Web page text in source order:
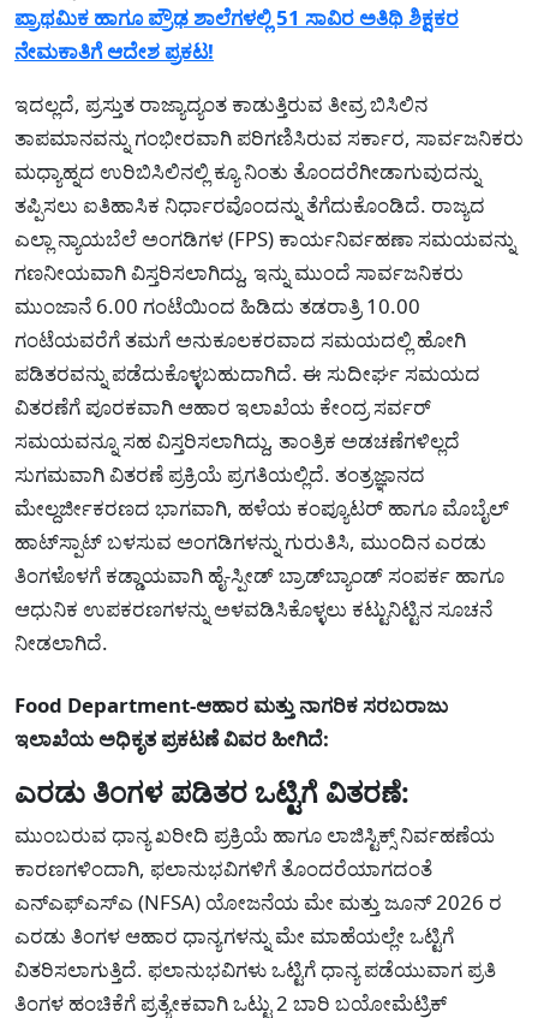
ಪ್ರಾಥಮಿಕ ಹಾಗೂ ಪ್ರೌಢ ಶಾಲೆಗಳಲ್ಲಿ 51 ಸಾವಿರ ಅತಿಥಿ ಶಿಕ್ಷಕರ
ನೇಮಕಾತಿಗೆ ಆದೇಶ ಪ್ರಕಟ!
ಇದಲ್ಲದೆ, ಪ್ರಸ್ತುತ ರಾಜ್ಯಾದ್ಯಂತ ಕಾಡುತ್ತಿರುವ ತೀವ್ರ ಬಿಸಿಲಿನ
ತಾಪಮಾನವನ್ನು ಗಂಭೀರವಾಗಿ ಪರಿಗಣಿಸಿರುವ ಸರ್ಕಾರ, ಸಾರ್ವಜನಿಕರು
ಮಧ್ಯಾಹ್ನದ ಉರಿಬಿಸಿಲಿನಲ್ಲಿ ಕ್ಯೂ ನಿಂತು ತೊಂದರೆಗೀಡಾಗುವುದನ್ನು
ತಪ್ಪಿಸಲು ಐತಿಹಾಸಿಕ ನಿರ್ಧಾರವೊಂದನ್ನು ತೆಗೆದುಕೊಂಡಿದೆ. ರಾಜ್ಯದ
ಎಲ್ಲಾ ನ್ಯಾಯಬೆಲೆ ಅಂಗಡಿಗಳ (FPS) ಕಾರ್ಯನಿರ್ವಹಣಾ ಸಮಯವನ್ನು
ಗಣನೀಯವಾಗಿ ವಿಸ್ತರಿಸಲಾಗಿದ್ದು, ಇನ್ನು ಮುಂದೆ ಸಾರ್ವಜನಿಕರು
ಮುಂಜಾನೆ 6.00 ಗಂಟೆಯಿಂದ ಹಿಡಿದು ತಡರಾತ್ರಿ 10.00
ಗಂಟೆಯವರೆಗೆ ತಮಗೆ ಅನುಕೂಲಕರವಾದ ಸಮಯದಲ್ಲಿ ಹೋಗಿ
ಪಡಿತರವನ್ನು ಪಡೆದುಕೊಳ್ಳಬಹುದಾಗಿದೆ. ಈ ಸುದೀರ್ಘ ಸಮಯದ
ವಿತರಣೆಗೆ ಪೂರಕವಾಗಿ ಆಹಾರ ಇಲಾಖೆಯ ಕೇಂದ್ರ ಸರ್ವರ್
ಸಮಯವನ್ನೂ ಸಹ ವಿಸ್ತರಿಸಲಾಗಿದ್ದು, ತಾಂತ್ರಿಕ ಅಡಚಣೆಗಳಿಲ್ಲದೆ
ಸುಗಮವಾಗಿ ವಿತರಣೆ ಪ್ರಕ್ರಿಯೆ ಪ್ರಗತಿಯಲ್ಲಿದೆ. ತಂತ್ರಜ್ಞಾನದ
ಮೇಲ್ದರ್ಜೀಕರಣದ ಭಾಗವಾಗಿ, ಹಳೆಯ ಕಂಪ್ಯೂಟರ್ ಹಾಗೂ ಮೊಬೈಲ್
ಹಾಟ್‌ಸ್ಪಾಟ್ ಬಳಸುವ ಅಂಗಡಿಗಳನ್ನು ಗುರುತಿಸಿ, ಮುಂದಿನ ಎರಡು
ತಿಂಗಳೊಳಗೆ ಕಡ್ಡಾಯವಾಗಿ ಹೈ-ಸ್ಪೀಡ್ ಬ್ರಾಡ್‌ಬ್ಯಾಂಡ್ ಸಂಪರ್ಕ ಹಾಗೂ
ಆಧುನಿಕ ಉಪಕರಣಗಳನ್ನು ಅಳವಡಿಸಿಕೊಳ್ಳಲು ಕಟ್ಟುನಿಟ್ಟಿನ ಸೂಚನೆ
ನೀಡಲಾಗಿದೆ.
Food Department-ಆಹಾರ ಮತ್ತು ನಾಗರಿಕ ಸರಬರಾಜು
ಇಲಾಖೆಯ ಅಧಿಕೃತ ಪ್ರಕಟಣೆ ವಿವರ ಹೀಗಿದೆ:
ಎರಡು ತಿಂಗಳ ಪಡಿತರ ಒಟ್ಟಿಗೆ ವಿತರಣೆ:
ಮುಂಬರುವ ಧಾನ್ಯ ಖರೀದಿ ಪ್ರಕ್ರಿಯೆ ಹಾಗೂ ಲಾಜಿಸ್ಟಿಕ್ಸ್ ನಿರ್ವಹಣೆಯ
ಕಾರಣಗಳಿಂದಾಗಿ, ಫಲಾನುಭವಿಗಳಿಗೆ ತೊಂದರೆಯಾಗದಂತೆ
ಎನ್‍ಎಫ್‍ಎಸ್‍ಎ (NFSA) ಯೋಜನೆಯ ಮೇ ಮತ್ತು ಜೂನ್ 2026 ರ
ಎರಡು ತಿಂಗಳ ಆಹಾರ ಧಾನ್ಯಗಳನ್ನು ಮೇ ಮಾಹೆಯಲ್ಲೇ ಒಟ್ಟಿಗೆ
ವಿತರಿಸಲಾಗುತ್ತಿದೆ. ಫಲಾನುಭವಿಗಳು ಒಟ್ಟಿಗೆ ಧಾನ್ಯ ಪಡೆಯುವಾಗ ಪ್ರತಿ
ತಿಂಗಳ ಹಂಚಿಕೆಗೆ ಪ್ರತ್ಯೇಕವಾಗಿ ಒಟ್ಟು 2 ಬಾರಿ ಬಯೋಮೆಟ್ರಿಕ್